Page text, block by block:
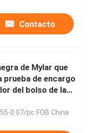
Contacto
de Mylar que
prueba de encargo
del bolso de la
0.07/pc FOB China